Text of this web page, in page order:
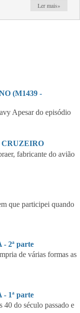
Ler mais»
(M1439 -
Apesar do episódio
CRUZEIRO
fabricante do avião
que participei quando
2ª parte
de várias formas as
1ª parte
do século passado e